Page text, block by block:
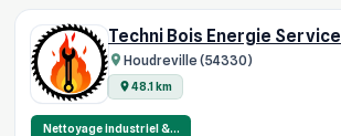
Techni Bois Energie Service
Houdreville (54330)
48.1 km
Nettoyage industriel &…